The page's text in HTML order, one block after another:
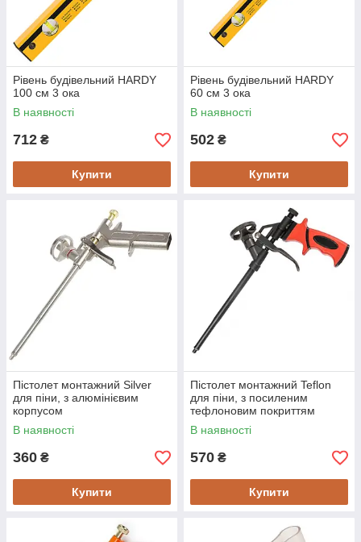
Рівень будівельний HARDY
100 см 3 ока
В наявності
712 ₴
Купити
Рівень будівельний HARDY
60 см 3 ока
В наявності
502 ₴
Купити
Пістолет монтажний Silver
для піни, з алюмінієвим
корпусом
В наявності
360 ₴
Купити
Пістолет монтажний Teflon
для піни, з посиленим
тефлоновим покриттям
В наявності
570 ₴
Купити